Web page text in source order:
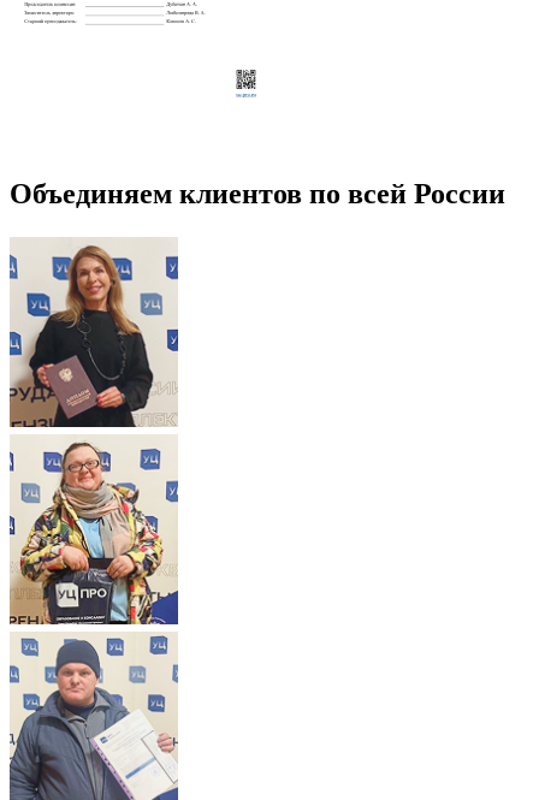
Объединяем клиентов по всей России